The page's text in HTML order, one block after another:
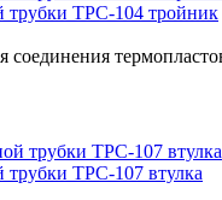
трубки ТРС-104 тройник
соединения
ТРС-107 втулка